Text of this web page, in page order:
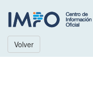
Volver